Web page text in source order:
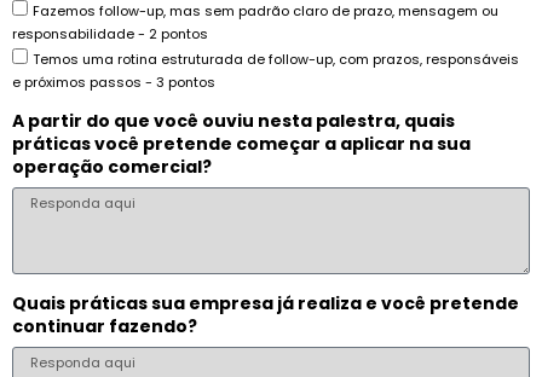
Fazemos follow-up, mas sem padrão claro de prazo, mensagem ou
responsabilidade - 2 pontos
Temos uma rotina estruturada de follow-up, com prazos, responsáveis
e próximos passos - 3 pontos
A partir do que você ouviu nesta palestra, quais
práticas você pretende começar a aplicar na sua
operação comercial?
Quais práticas sua empresa já realiza e você pretende
continuar fazendo?